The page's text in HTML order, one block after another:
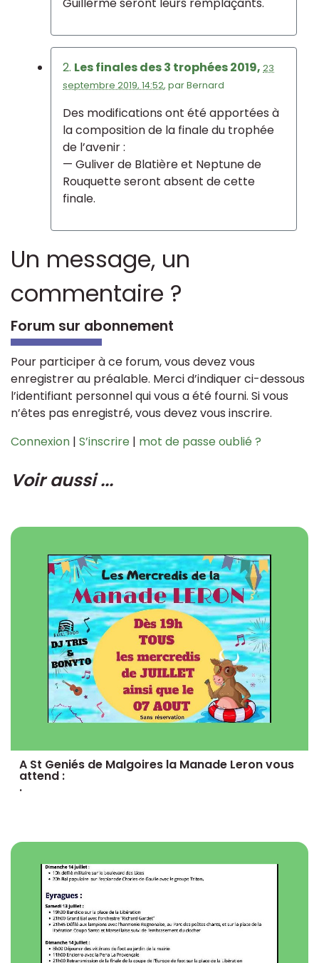
Guillerme seront leurs remplaçants.
2. Les finales des 3 trophées 2019, 23
septembre 2019, 14:52, parBernard
Des modifications ont été apportées à
la composition de la finale du trophée
de l’avenir :
— Guliver de Blatière et Neptune de
Rouquette seront absent de cette
finale.
Un message, un
commentaire ?
Forum sur abonnement
Pour participer à ce forum, vous devez vous
enregistrer au préalable. Merci d’indiquer ci-dessous
l’identifiant personnel qui vous a été fourni. Si vous
n’êtes pas enregistré, vous devez vous inscrire.
Connexion | S’inscrire | mot de passe oublié ?
Voir aussi ...
A St Geniés de Malgoires la Manade Leron vous
attend :
.